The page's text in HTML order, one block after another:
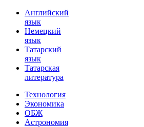
Английский
язык
Немецкий
язык
Татарский
язык
Татарская
литература
Технология
Экономика
ОБЖ
Астрономия